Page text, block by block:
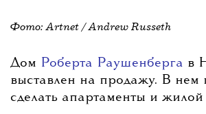
Фото: Artnet /Andrew Russeth
Дом Роберта Раушенберга в
выставлен на продажу. В нем
сделать апартаменты и жилой